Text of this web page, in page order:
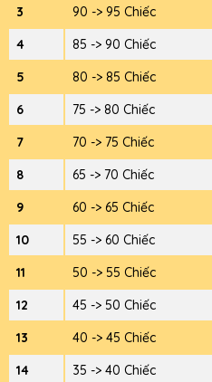
3
90 -> 95 Chiếc
4
85 -> 90 Chiếc
5
80 -> 85 Chiếc
6
75 -> 80 Chiếc
7
70 -> 75 Chiếc
8
65 -> 70 Chiếc
9
60 -> 65 Chiếc
10
55 -> 60 Chiếc
11
50 -> 55 Chiếc
12
45 -> 50 Chiếc
13
40 -> 45 Chiếc
14
35 -> 40 Chiếc